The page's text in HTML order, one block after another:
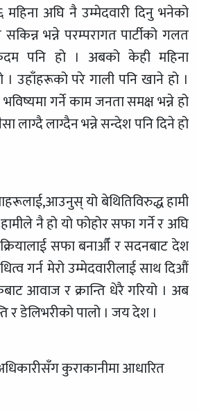
अघि नै उम्मेदवारी दिनु भनेको
भन्ने परम्परागत पार्टीको गलत
पनि हो । अबको केही महिना
उहाँहरूको परे गाली पनि खाने हो ।
गर्ने काम जनता समक्ष भन्ने हो
लाग्दै लाग्दैन भन्ने सन्देश पनि दिने हो
यो बेथितिविरुद्ध हामी
नै हो यो फोहोर सफा गर्ने र अघि
सफा बनाऔँ र सदनबाट देश
गर्न मेरो उम्मेदवारीलाई साथ दिऔं
आवाज र क्रान्ति धेरै गरियो । अब
र डेलिभरीको पालो । जय देश ।
अधिकारीसँग कुराकानीमा आधारित